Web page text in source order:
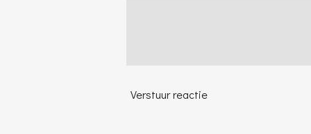
Verstuur reactie